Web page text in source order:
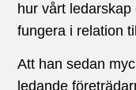
hur vårt ledarskap
fungera i relation
Att han sedan
ledande